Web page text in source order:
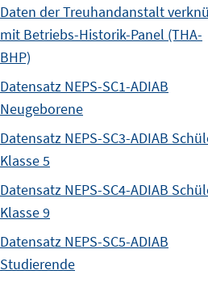
Daten der Treuhandanstalt
mit Betriebs-Historik-Panel (THA-
BHP)
Datensatz NEPS-SC1-ADIAB
Neugeborene
Datensatz NEPS-SC3-ADIAB
Klasse 5
Datensatz NEPS-SC4-ADIAB
Klasse 9
Datensatz NEPS-SC5-ADIAB
Studierende